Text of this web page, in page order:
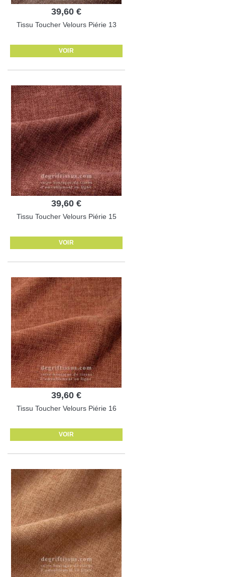
39,60 €
Tissu Toucher Velours Piérie 13
VOIR
39,60 €
Tissu Toucher Velours Piérie 15
VOIR
39,60 €
Tissu Toucher Velours Piérie 16
VOIR